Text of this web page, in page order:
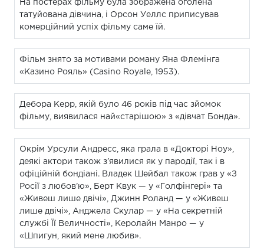
На постерах фільму була зображена оголена
татуйована дівчина, і Орсон Уеллс приписував
комерційний успіх фільму саме їй.
Фільм знято за мотивами роману Яна Флемінга
«Казино Рояль» (Casino Royale, 1953).
Дебора Керр, якій було 46 років під час зйомок
фільму, виявилася най«старішою» з «дівчат Бонда».
Окрім Урсули Андресс, яка грала в «Докторі Ноу»,
деякі актори також з’явилися як у пародії, так і в
офіційній бондіані. Владек Шейбал також грав у «З
Росії з любов’ю», Берт Квук — у «Голфінгері» та
«Живеш лише двічі», Джинн Роланд — у «Живеш
лише двічі», Анджела Скулар — у «На секретній
службі Її Величності», Керолайн Манро — у
«Шпигун, який мене любив».